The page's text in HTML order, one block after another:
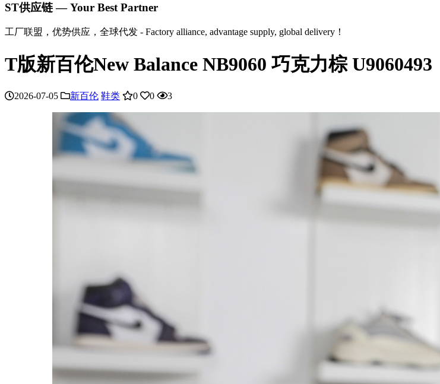
ST供应链 — Your Best Partner
工厂联盟，优势供应，全球代发 - Factory alliance, advantage supply, global delivery！
T版新百伦New Balance NB9060 巧克力棕 U9060493
2026-07-05 新百伦 鞋类 0 0 3